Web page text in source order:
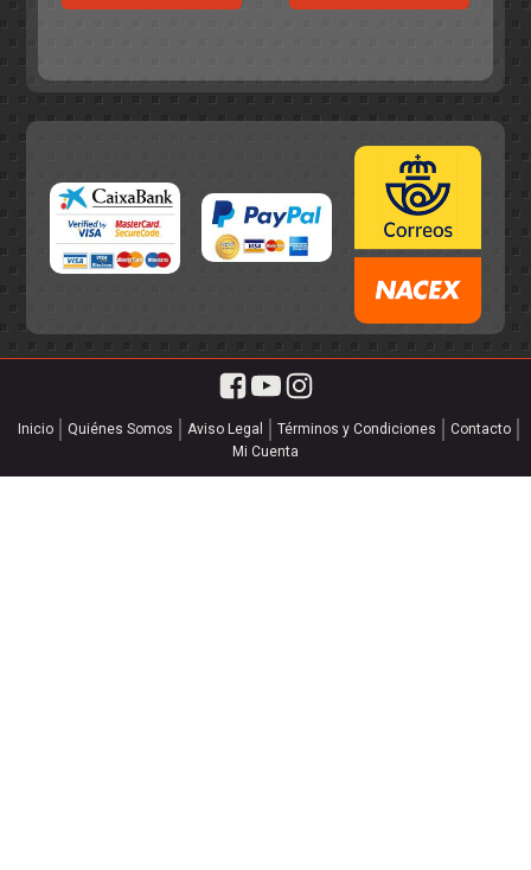
era:
es:
Inicio Quiénes Somos Aviso Legal Términos y Condiciones
Contacto
Mi Cuenta